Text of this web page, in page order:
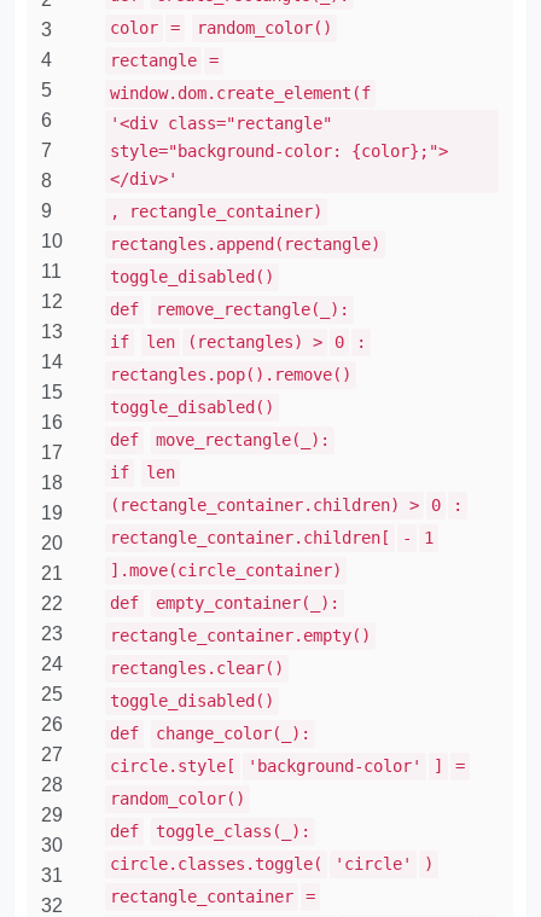
3
4
5
6
7
8
9
10
11
12
13
14
15
16
17
18
19
20
21
22
23
24
25
26
27
28
29
30
31
32
color
=
random_color()
rectangle
=
window.dom.create_element(f
'<div class="rectangle"
style="background-color: {color};">
</div>'
, rectangle_container)
rectangles.append(rectangle)
toggle_disabled()
def
remove_rectangle(_):
if
len (rectangles) > 0
:
rectangles.pop().remove()
toggle_disabled()
def
move_rectangle(_):
if
len
(rectangle_container.children) >
0
:
rectangle_container.children[
-
1
].move(circle_container)
def
empty_container(_):
rectangle_container.empty()
rectangles.clear()
toggle_disabled()
def
change_color(_):
circle.style[
'background-color' ]
=
random_color()
def
toggle_class(_):
circle.classes.toggle(
'circle'
)
rectangle_container
=